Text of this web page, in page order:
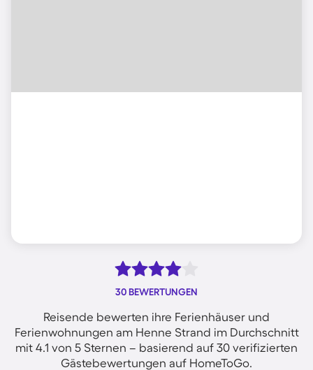
30 BEWERTUNGEN
Reisende bewerten ihre Ferienhäuser und
Ferienwohnungen am Henne Strand im Durchschnitt
mit 4.1 von 5 Sternen – basierend auf 30 verifizierten
Gästebewertungen auf HomeToGo.